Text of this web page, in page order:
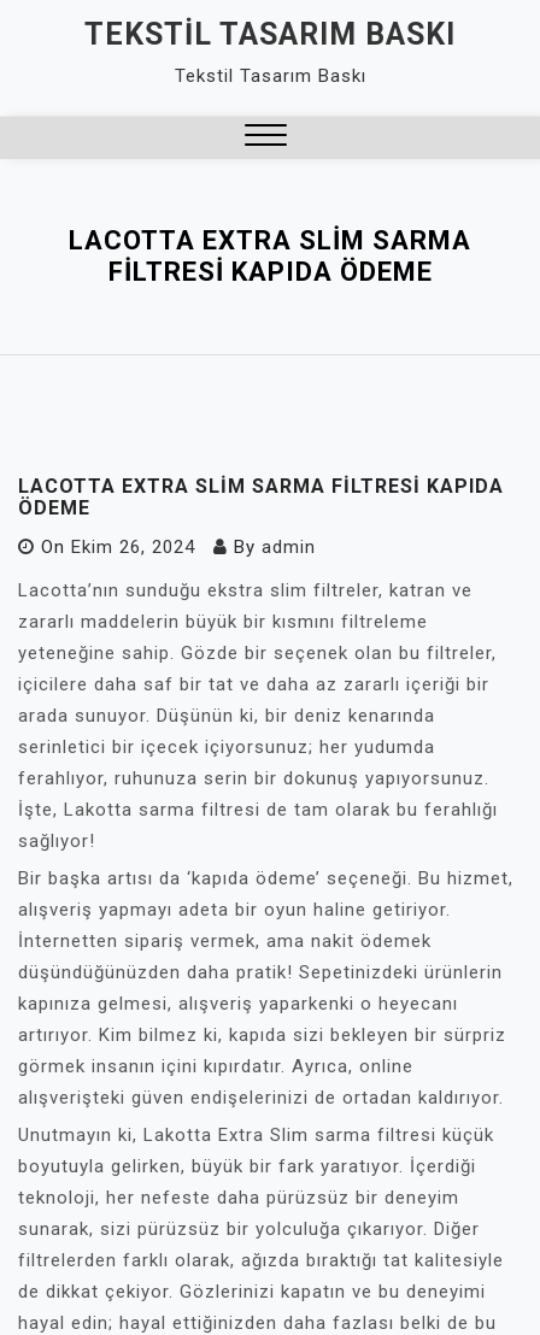
TEKSTIL TASARIM BASKI
Tekstil Tasarım Baskı
LACOTTA EXTRA SLIM SARMA
FILTRESI KAPIDA ÖDEME
LACOTTA EXTRA SLIM SARMA FILTRESI KAPIDA
ÖDEME
On Ekim 26, 2024 By admin
Lacotta’nın sunduğu ekstra slim filtreler, katran ve
zararlı maddelerin büyük bir kısmını filtreleme
yeteneğine sahip. Gözde bir seçenek olan bu filtreler,
içicilere daha saf bir tat ve daha az zararlı içeriği bir
arada sunuyor. Düşünün ki, bir deniz kenarında
serinletici bir içecek içiyorsunuz; her yudumda
ferahlıyor, ruhunuza serin bir dokunuş yapıyorsunuz.
İşte, Lakotta sarma filtresi de tam olarak bu ferahlığı
sağlıyor!
Bir başka artısı da ‘kapıda ödeme’ seçeneği. Bu hizmet,
alışveriş yapmayı adeta bir oyun haline getiriyor.
İnternetten sipariş vermek, ama nakit ödemek
düşündüğünüzden daha pratik! Sepetinizdeki ürünlerin
kapınıza gelmesi, alışveriş yaparkenki o heyecanı
artırıyor. Kim bilmez ki, kapıda sizi bekleyen bir sürpriz
görmek insanın içini kıpırdatır. Ayrıca, online
alışverişteki güven endişelerinizi de ortadan kaldırıyor.
Unutmayın ki, Lakotta Extra Slim sarma filtresi küçük
boyutuyla gelirken, büyük bir fark yaratıyor. İçerdiği
teknoloji, her nefeste daha pürüzsüz bir deneyim
sunarak, sizi pürüzsüz bir yolculuğa çıkarıyor. Diğer
filtrelerden farklı olarak, ağızda bıraktığı tat kalitesiyle
de dikkat çekiyor. Gözlerinizi kapatın ve bu deneyimi
hayal edin; hayal ettiğinizden daha fazlası belki de bu